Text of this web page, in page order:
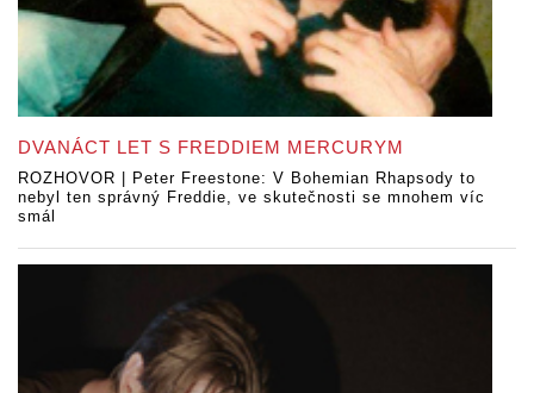
DVANÁCT LET S FREDDIEM MERCURYM
ROZHOVOR | Peter Freestone: V Bohemian Rhapsody to
nebyl ten správný Freddie, ve skutečnosti se mnohem víc
smál